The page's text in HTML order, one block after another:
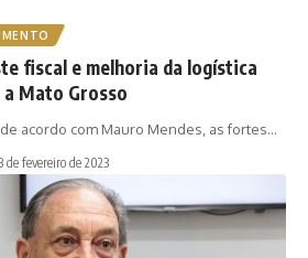
fiscal e melhoria da logística
Mato Grosso
acordo com Mauro Mendes, as fortes…
de fevereiro de 2023